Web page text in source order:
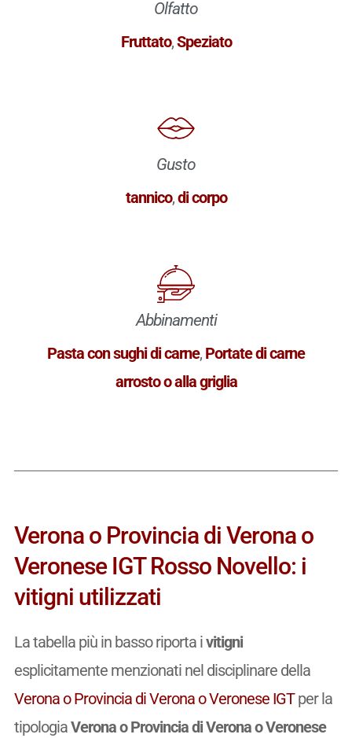
Olfatto
Fruttato,Speziato
Gusto
tannico,di corpo
Abbinamenti
Pasta con sughi di carne, Portate di carne
arrosto o alla griglia
Verona o Provincia di Verona o
Veronese IGT Rosso Novello: i
vitigni utilizzati
La tabella più in basso riporta ivitigni
esplicitamente menzionati nel disciplinare della
Verona o Provincia di Verona o Veronese IGTper la
tipologiaVerona o Provincia di Verona o Veronese